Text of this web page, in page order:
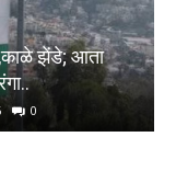
झेंडे; आता
0